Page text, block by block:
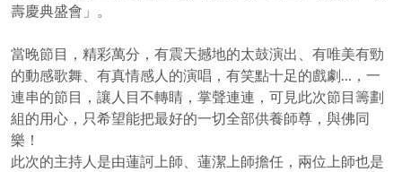
壽慶典盛會」。
當晚節目，精彩萬分，有震天撼地的太鼓演出、有唯美有勁
的動感歌舞、有真情感人的演唱，有笑點十足的戲劇…，一
連串的節目，讓人目不轉睛，掌聲連連，可見此次節目籌劃
組的用心，只希望能把最好的一切全部供養師尊，與佛同
樂！
此次的主持人是由蓮訶上師、蓮潔上師擔任，兩位上師也是